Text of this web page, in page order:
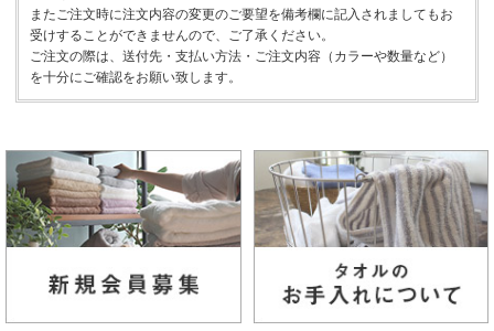
またご注文時に注文内容の変更のご要望を備考欄に記入されましてもお
受けすることができませんので、ご了承ください。
ご注文の際は、送付先・支払い方法・ご注文内容（カラーや数量など）
を十分にご確認をお願い致します。